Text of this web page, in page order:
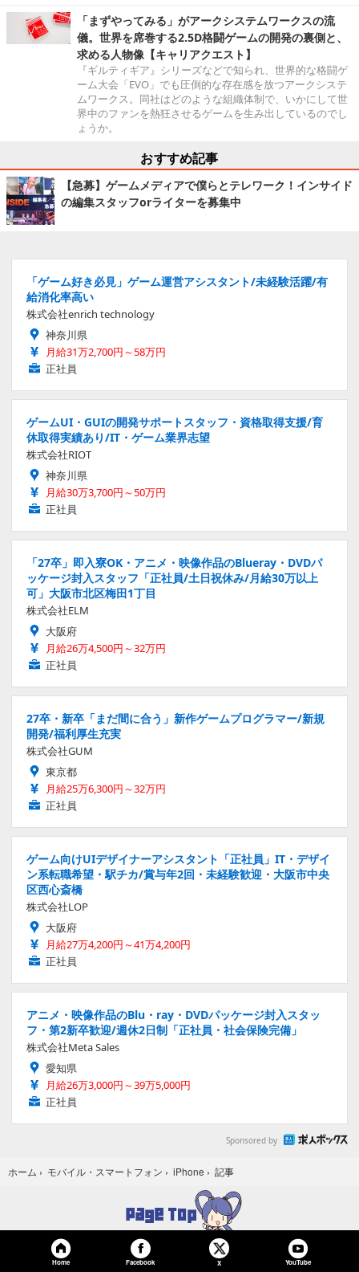
「まずやってみる」がアークシステムワークスの流
儀。世界を席巻する2.5D格闘ゲームの開発の裏側と、
求める人物像【キャリアクエスト】
『ギルティギア』シリーズなどで知られ、世界的な格闘ゲ
ーム大会「EVO」でも圧倒的な存在感を放つアークシステ
ムワークス。同社はどのような組織体制で、いかにして世
界中のファンを熱狂させるゲームを生み出しているのでし
ょうか。
おすすめ記事
【急募】ゲームメディアで僕らとテレワーク！インサイド
の編集スタッフorライターを募集中
「ゲーム好き必見」ゲーム運営アシスタント/未経験活躍/有
給消化率高い
株式会社enrich technology
神奈川県
月給31万2,700円～58万円
正社員
ゲームUI・GUIの開発サポートスタッフ・資格取得支援/育
休取得実績あり/IT・ゲーム業界志望
株式会社RIOT
神奈川県
月給30万3,700円～50万円
正社員
「27卒」即入寮OK・アニメ・映像作品のBlueray・DVDパ
ッケージ封入スタッフ「正社員/土日祝休み/月給30万以上
可」大阪市北区梅田1丁目
株式会社ELM
大阪府
月給26万4,500円～32万円
正社員
27卒・新卒「まだ間に合う」新作ゲームプログラマー/新規
開発/福利厚生充実
株式会社GUM
東京都
月給25万6,300円～32万円
正社員
ゲーム向けUIデザイナーアシスタント「正社員」IT・デザイ
ン系転職希望・駅チカ/賞与年2回・未経験歓迎・大阪市中央
区西心斎橋
株式会社LOP
大阪府
月給27万4,200円～41万4,200円
正社員
アニメ・映像作品のBlu・ray・DVDパッケージ封入スタッ
フ・第2新卒歓迎/週休2日制「正社員・社会保険完備」
株式会社Meta Sales
愛知県
月給26万3,000円～39万5,000円
正社員
Sponsored by
ホーム › モバイル・スマートフォン › iPhone › 記事
Home Facebook X YouTube